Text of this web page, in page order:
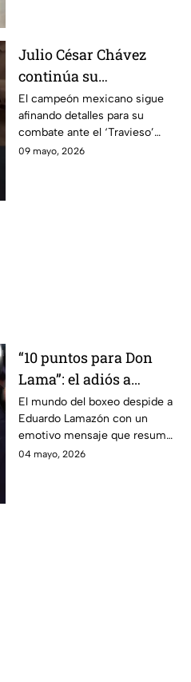
Julio César Chávez
continúa su
preparación para
enfrentar al ‘Travieso’
Arce
El campeón mexicano sigue
afinando detalles para su
combate ante el ‘Travieso’
Arce
09 mayo, 2026
“10 puntos para Don
Lama”: el adiós a
Eduardo Lamazón
El mundo del boxeo despide a
Eduardo Lamazón con un
emotivo mensaje que resume
su legado imborrable.
04 mayo, 2026